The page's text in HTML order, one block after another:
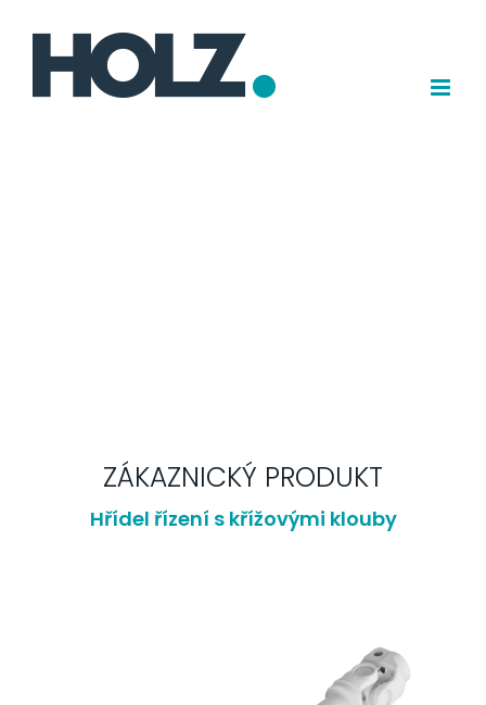
obsahu
ZÁKAZNICKÝ PRODUKT
Hřídel řízení s křížovými klouby